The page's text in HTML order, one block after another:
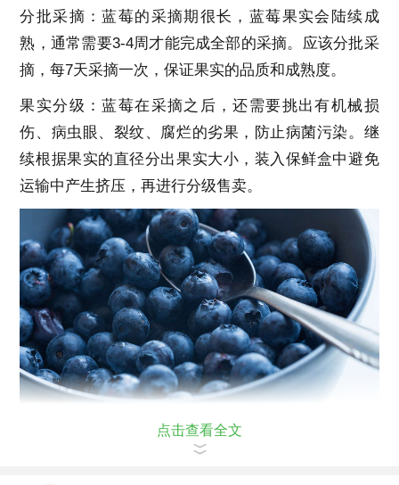
分批采摘：蓝莓的采摘期很长，蓝莓果实会陆续成
熟，通常需要3-4周才能完成全部的采摘。应该分批采
摘，每7天采摘一次，保证果实的品质和成熟度。
果实分级：蓝莓在采摘之后，还需要挑出有机械损
伤、病虫眼、裂纹、腐烂的劣果，防止病菌污染。继
续根据果实的直径分出果实大小，装入保鲜盒中避免
运输中产生挤压，再进行分级售卖。
点击查看全文